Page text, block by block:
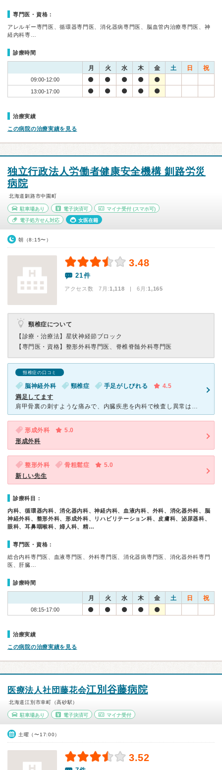
専門医・資格：
アレルギー専門医、循環器専門医、消化器病専門医、脳血管内治療専門医、神
経内科専…
診療時間
月 火 水 木 金 土 日 祝
09:00-12:00
13:00-17:00
治療実績
この病院の治療実績を見る
独立行政法人労働者健康安全機構 釧路労災
病院
北海道釧路市中園町
駐車場あり 電子決済可 マイナ受付 (スマホ可)
電子処方せん対応 女医在籍
朝（8:15〜）
3.48
21件
アクセス数 7月:1,118 | 6月:1,165
頸椎症について
【診療・治療法】 星状神経節ブロック
【専門医・資格】 整形外科専門医、脊椎脊髄外科専門医
頸椎症の口コミ
脳神経外科 頸椎症 手足がしびれる
4.5
満足してます
肩甲骨裏の刺すような痛みで、内臓疾患を内科で検査し異常はなく、脳外科の磯部先生に受診しました。 内科からの紹介状のおかげでスムーズに、「この後のMRI検査で痛みの原因を探りましょう」と。 飛び
形成外科
5.0
形成外科
整形外科 骨粗鬆症
5.0
新しい先生
診療科目：
内科、循環器内科、消化器内科、神経内科、血液内科、外科、消化器外科、脳
神経外科、整形外科、形成外科、リハビリテーション科、皮膚科、泌尿器科、
眼科、耳鼻咽喉科、婦人科、精…
専門医・資格：
総合内科専門医、血液専門医、外科専門医、消化器病専門医、消化器外科専門
医、肝臓…
診療時間
月 火 水 木 金 土 日 祝
08:15-17:00
治療実績
この病院の治療実績を見る
医療法人社団藤花会江別谷藤病院
北海道江別市幸町（高砂駅）
駐車場あり 電子決済可 マイナ受付
土曜（〜17:00）
3.52